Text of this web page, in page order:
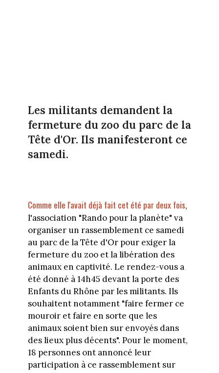
Les militants demandent la
fermeture du zoo du parc de la
Tête d'Or. Ils manifesteront ce
samedi.
Comme elle l'avait déjà fait cet été par deux fois,
l'association "Rando pour la planète" va
organiser un rassemblement ce samedi
au parc de la Tête d'Or pour exiger la
fermeture du zoo et la libération des
animaux en captivité. Le rendez-vous a
été donné à 14h45 devant la porte des
Enfants du Rhône par les militants. Ils
souhaitent notamment "faire fermer ce
mouroir et faire en sorte que les
animaux soient bien sur envoyés dans
des lieux plus décents". Pour le moment,
18 personnes ont annoncé leur
participation à ce rassemblement sur